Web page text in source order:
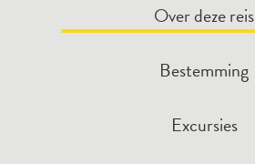
Over deze reis
Bestemming
Excursies